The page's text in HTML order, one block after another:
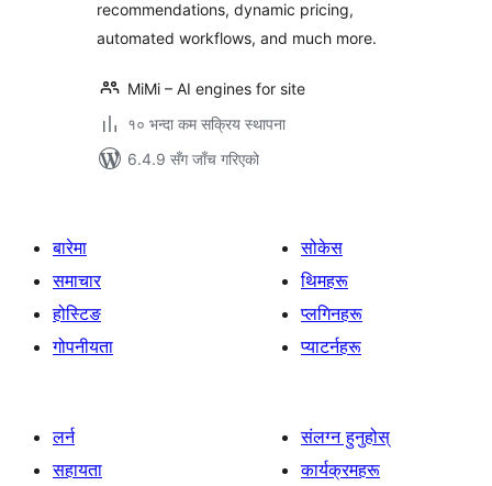
recommendations, dynamic pricing,
automated workflows, and much more.
MiMi – AI engines for site
१० भन्दा कम सक्रिय स्थापना
6.4.9 सँग जाँच गरिएको
बारेमा
समाचार
होस्टिङ
गोपनीयता
सोकेस
थिमहरू
प्लगिनहरू
प्याटर्नहरू
लर्न
सहायता
संलग्न हुनुहोस्
कार्यक्रमहरू